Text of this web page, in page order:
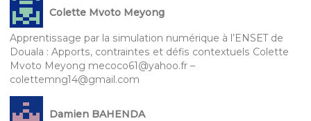
Colette Mvoto Meyong
Apprentissage par la simulation numérique à l’ENSET de
Douala : Apports, contraintes et défis contextuels Colette
Mvoto Meyong mecoco61@yahoo.fr –
colettemng14@gmail.com
Damien BAHENDA